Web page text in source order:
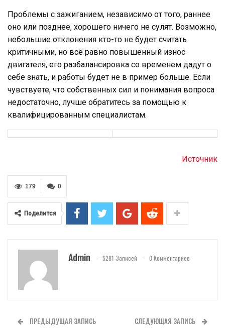
Проблемы с зажиганием, независимо от того, раннее
оно или позднее, хорошего ничего не сулят. Возможно,
небольшие отклонения кто-то не будет считать
критичными, но всё равно повышенный износ
двигателя, его разбалансировка со временем дадут о
себе знать, и работы будет не в пример больше. Если
чувствуете, что собственных сил и понимания вопроса
недостаточно, лучше обратитесь за помощью к
квалифицированным специалистам.
Источник
0
179
Поделится
Admin 5281 Записей 0 Комментариев
ПРЕДЫДУЩАЯ ЗАПИСЬ СЛЕДУЮЩАЯ ЗАПИСЬ